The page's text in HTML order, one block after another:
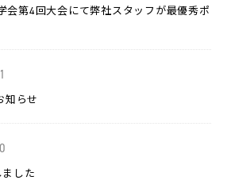
会第4回大会にて弊社スタッフが最優秀ポ
知らせ
した